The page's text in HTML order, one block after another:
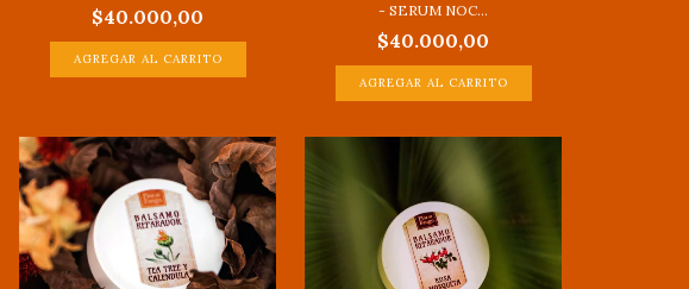
$40.000,00
- SERUM NOC...
$40.000,00